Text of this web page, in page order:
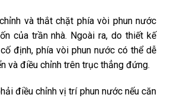
và thắt chặt phía vòi phun nước
của trần nhà. Ngoài ra, do thiết kế
định, phía vòi phun nước có thể dễ
và điều chỉnh trên trục thẳng đứng.
điều chỉnh vị trí phun nước nếu căn